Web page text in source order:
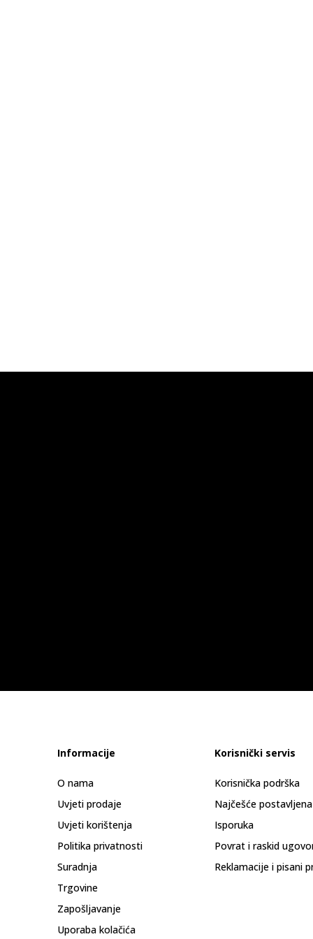
Informacije
O nama
Uvjeti prodaje
Uvjeti korištenja
Politika privatnosti
Suradnja
Trgovine
Zapošljavanje
Uporaba kolačića
Korisnički servis
Korisnička podrška
Najčešće
Isporuka
Povrat i raskid
Reklamacije i pisani